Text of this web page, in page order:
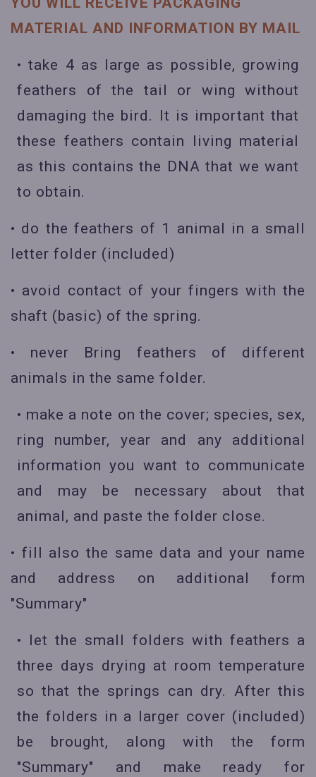
MATERIAL AND INFORMATION BY MAIL
• take 4 as large as possible, growing
feathers of the tail or wing without
damaging the bird. It is important that
these feathers contain living material
as this contains the DNA that we want
to obtain.
• do the feathers of 1 animal in a small
letter folder (included)
• avoid contact of your fingers with the
shaft (basic) of the spring.
• never Bring feathers of different
animals in the same folder.
• make a note on the cover; species, sex,
ring number, year and any additional
information you want to communicate
and may be necessary about that
animal, and paste the folder close.
• fill also the same data and your name
and address on additional form
"Summary"
• let the small folders with feathers a
three days drying at room temperature
so that the springs can dry. After this
the folders in a larger cover (included)
be brought, along with the form
"Summary" and make ready for